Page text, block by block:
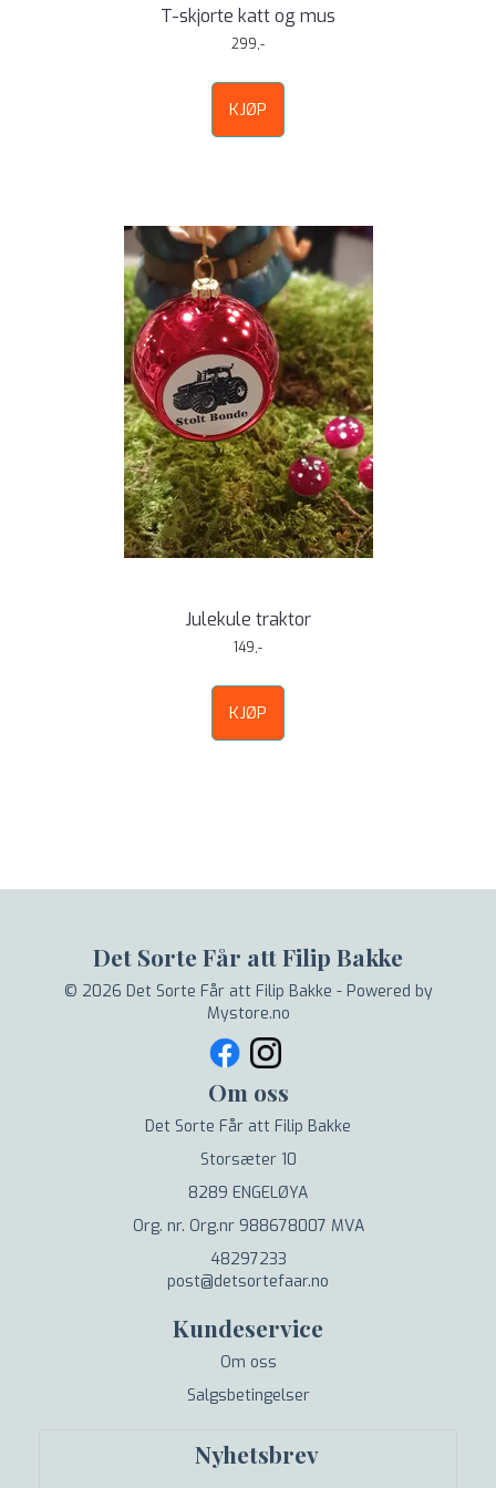
T-skjorte katt og mus
299,-
KJØP
Julekule traktor
149,-
KJØP
Det Sorte Får att Filip Bakke
© 2026 Det Sorte Får att Filip Bakke - Powered by
Mystore.no
Om oss
Det Sorte Får att Filip Bakke
Storsæter 10
8289 ENGELØYA
Org. nr. Org.nr 988678007 MVA
48297233
post@detsortefaar.no
Kundeservice
Om oss
Salgsbetingelser
Nyhetsbrev